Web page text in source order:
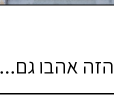
אהבו גם...